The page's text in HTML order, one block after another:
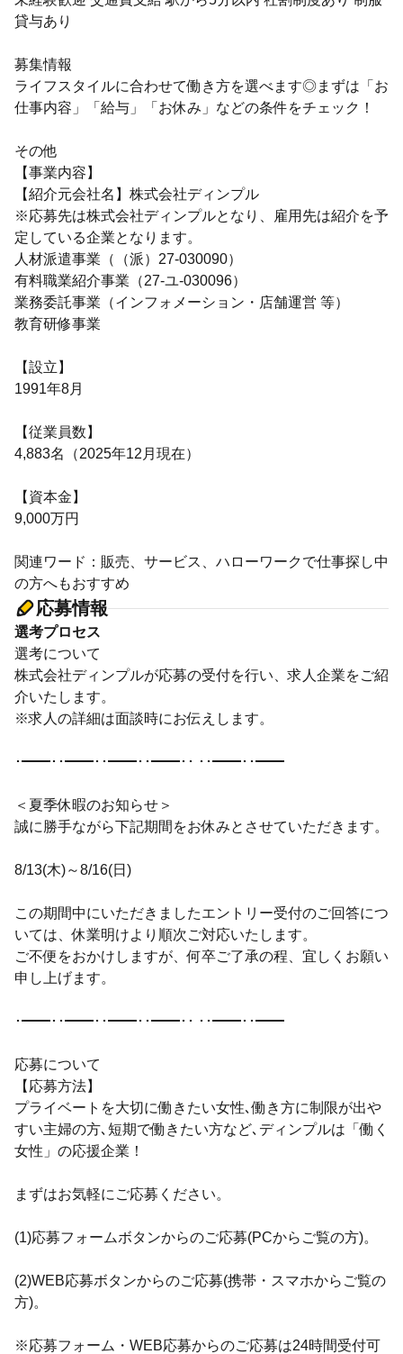
貸与あり
募集情報
ライフスタイルに合わせて働き方を選べます◎まずは「お
仕事内容」「給与」「お休み」などの条件をチェック！
その他
【事業内容】
【紹介元会社名】株式会社ディンプル
※応募先は株式会社ディンプルとなり、雇用先は紹介を予
定している企業となります。
人材派遣事業（（派）27-030090）
有料職業紹介事業（27-ユ-030096）
業務委託事業（インフォメーション・店舗運営 等）
教育研修事業
【設立】
1991年8月
【従業員数】
4,883名（2025年12月現在）
【資本金】
9,000万円
関連ワード：販売、サービス、ハローワークで仕事探し中
の方へもおすすめ
応募情報
選考プロセス
選考について
株式会社ディンプルが応募の受付を行い、求人企業をご紹
介いたします。
※求人の詳細は面談時にお伝えします。
･━━･･━━･･━━･･━━･･ ･･━━･･━━
＜夏季休暇のお知らせ＞
誠に勝手ながら下記期間をお休みとさせていただきます。
8/13(木)～8/16(日)
この期間中にいただきましたエントリー受付のご回答につ
いては、休業明けより順次ご対応いたします。
ご不便をおかけしますが、何卒ご了承の程、宜しくお願い
申し上げます。
･━━･･━━･･━━･･━━･･ ･･━━･･━━
応募について
【応募方法】
プライベートを大切に働きたい女性､働き方に制限が出や
すい主婦の方､短期で働きたい方など､ディンプルは「働く
女性」の応援企業！
まずはお気軽にご応募ください。
(1)応募フォームボタンからのご応募(PCからご覧の方)。
(2)WEB応募ボタンからのご応募(携帯・スマホからご覧の
方)。
※応募フォーム・WEB応募からのご応募は24時間受付可